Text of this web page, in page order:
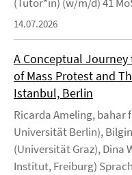
14.07.2026
A Conceptual
of Mass Protest and
Istanbul, Berlin
Ricarda Ameling, bahar
Universität Berlin),
(Universität Graz), Dina
Institut, Freiburg)